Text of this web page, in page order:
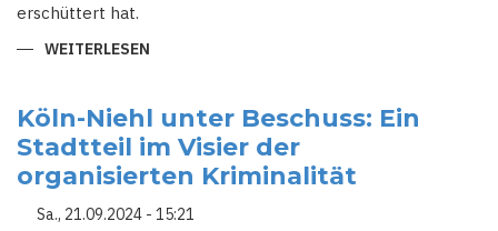
erschüttert hat.
WEITERLESEN
LÖST
NEUE
ÄNGSTE
AUS
-
KÖLN
IN
DER
Köln-Niehl unter Beschuss: Ein
Stadtteil im Visier der
organisierten Kriminalität
Sa., 21.09.2024 - 15:21